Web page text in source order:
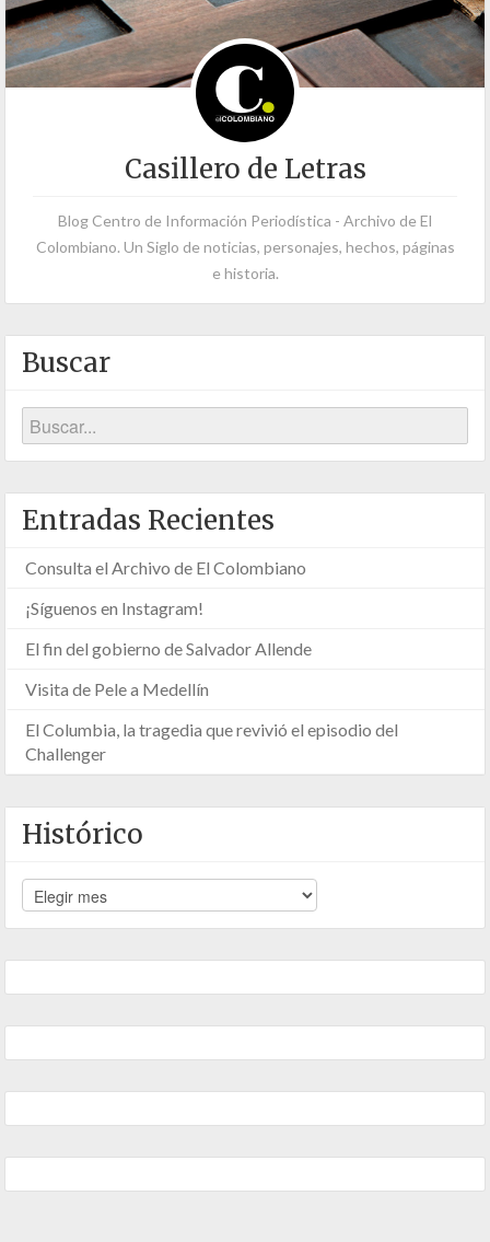
Casillero de Letras
Blog Centro de Información Periodística - Archivo de El
Colombiano. Un Siglo de noticias, personajes, hechos, páginas
e historia.
Buscar
Entradas Recientes
Consulta el Archivo de El Colombiano
¡Síguenos en Instagram!
El fin del gobierno de Salvador Allende
Visita de Pele a Medellín
El Columbia, la tragedia que revivió el episodio del
Challenger
Histórico